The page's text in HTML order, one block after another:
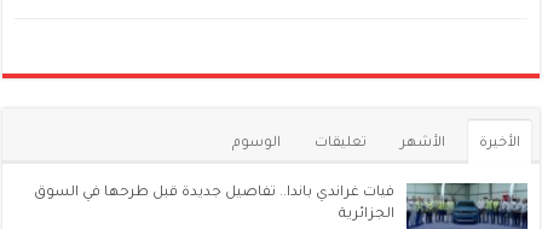
الأخيرة الأشهر تعليقات الوسوم
فيات غراندي باندا.. تفاصيل جديدة قبل طرحها في السوق
الجزائرية